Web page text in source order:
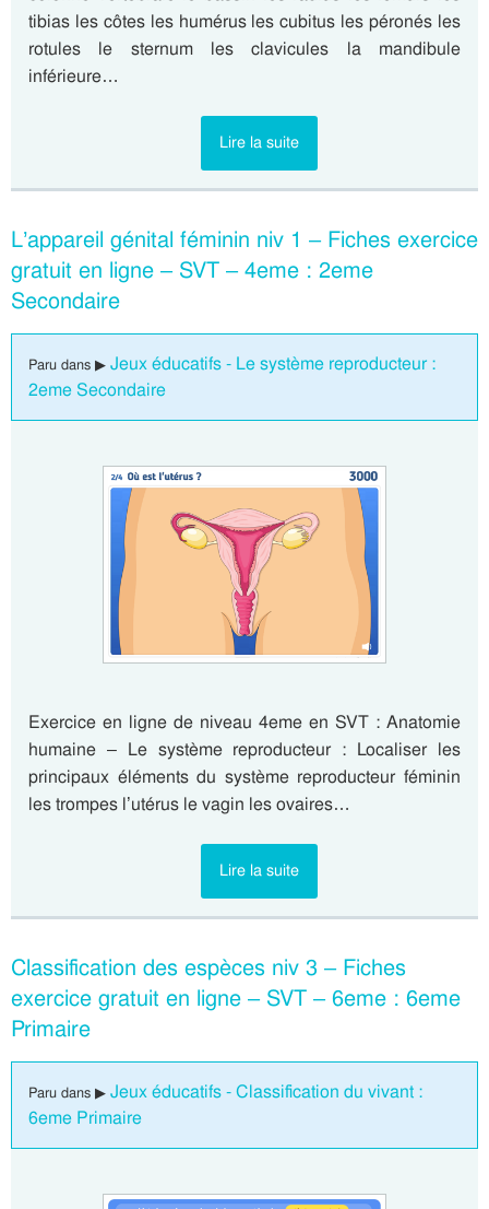
tibias les côtes les humérus les cubitus les péronés les
rotules le sternum les clavicules la mandibule
inférieure…
Lire la suite
L’appareil génital féminin niv 1 – Fiches exercice
gratuit en ligne – SVT – 4eme : 2eme
Secondaire
Paru dans ▶ Jeux éducatifs - Le système reproducteur :
2eme Secondaire
Exercice en ligne de niveau 4eme en SVT : Anatomie
humaine – Le système reproducteur : Localiser les
principaux éléments du système reproducteur féminin
les trompes l’utérus le vagin les ovaires…
Lire la suite
Classification des espèces niv 3 – Fiches
exercice gratuit en ligne – SVT – 6eme : 6eme
Primaire
Paru dans ▶ Jeux éducatifs - Classification du vivant :
6eme Primaire